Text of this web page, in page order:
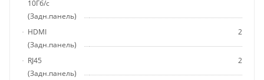
10Гб/с
(Задн.панель)
HDMI
(Задн.панель)
2
RJ45
(Задн.панель)
2